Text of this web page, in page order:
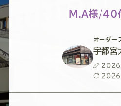
ツ
ー
ス
ー
ツ
ー
ス
ー
ツ
M.A様/40
オーダー
宇都宮
投
稿
2026
最
2026